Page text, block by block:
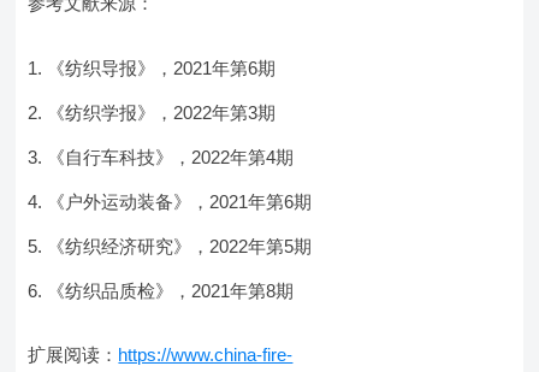
《纺织导报》，2021年第6期
《纺织学报》，2022年第3期
《自行车科技》，2022年第4期
《户外运动装备》，2021年第6期
《纺织经济研究》，2022年第5期
《纺织品质检》，2021年第8期
扩展阅读： https://www.china-fire-